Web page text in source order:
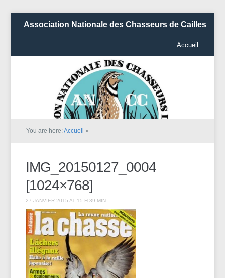
Association Nationale des Chasseurs de Cailles
Accueil
You are here:Accueil »
IMG_20150127_0004
[1024×768]
27 JANVIER 2015 AT 15 H 39 MIN